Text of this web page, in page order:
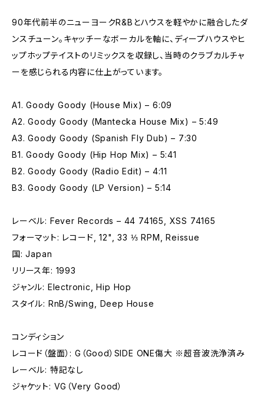
90年代前半のニューヨークR&Bとハウスを軽やかに融合したダ
ンスチューン。キャッチーなボーカルを軸に、ディープハウスやヒ
ップホップテイストのリミックスを収録し、当時のクラブカルチャ
ーを感じられる内容に仕上がっています。
A1. Goody Goody (House Mix) – 6:09
A2. Goody Goody (Mantecka House Mix) – 5:49
A3. Goody Goody (Spanish Fly Dub) – 7:30
B1. Goody Goody (Hip Hop Mix) – 5:41
B2. Goody Goody (Radio Edit) – 4:11
B3. Goody Goody (LP Version) – 5:14
レーベル: Fever Records – 44 74165, XSS 74165
フォーマット: レコード, 12", 33 ⅓ RPM, Reissue
国: Japan
リリース年: 1993
ジャンル: Electronic, Hip Hop
スタイル: RnB/Swing, Deep House
コンディション
レコード（盤面）: G（Good）SIDE ONE傷大 ※超音波洗浄済み
レーベル: 特記なし
ジャケット: VG（Very Good）